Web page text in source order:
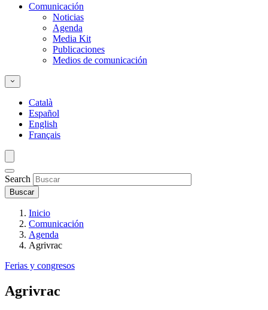
Comunicación
Noticias
Agenda
Media Kit
Publicaciones
Medios de comunicación
Català
Español
English
Français
Search
Inicio
Comunicación
Agenda
Agrivrac
Ferias y congresos
Agrivrac